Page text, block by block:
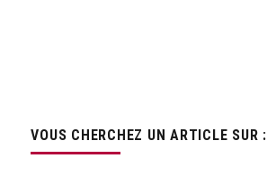
VOUS CHERCHEZ UN ARTICLE SUR :